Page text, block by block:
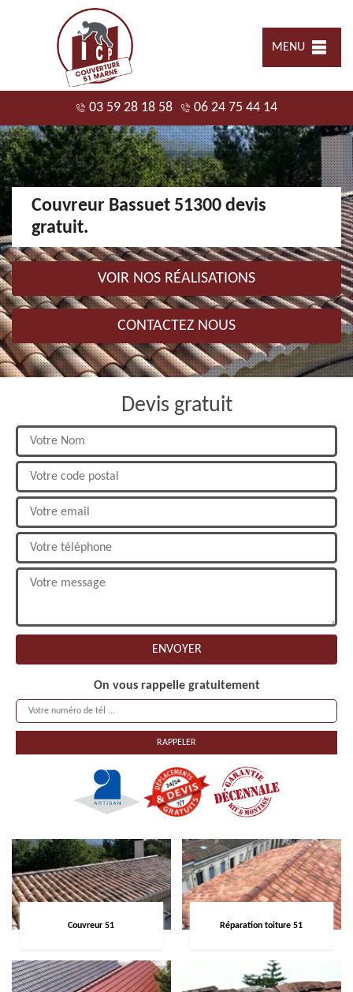
MENU
03 59 28 18 58 06 24 75 44 14
Couvreur Bassuet 51300 devis
gratuit.
VOIR NOS RÉALISATIONS
CONTACTEZ NOUS
Devis gratuit
On vous rappelle gratuitement
Couvreur 51 Réparation toiture 51